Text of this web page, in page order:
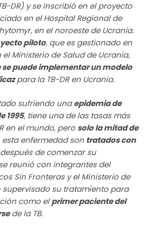
DR) y se inscribió en el proyecto
en el Hospital Regional de
en el noroeste de Ucrania.
piloto, que es gestionado en
Ministerio de Salud de Ucrania,
puede implementar un modelo
para la TB-DR en Ucrania.
sufriendo unaepidemia de
1995, tiene una de las tasas más
en el mundo, pero solo la mitad de
enfermedad son tratados con
de comenzar su
reunió con integrantes del
Sin Fronteras y el Ministerio de
supervisado su tratamiento para
como elprimer paciente del
de la TB.